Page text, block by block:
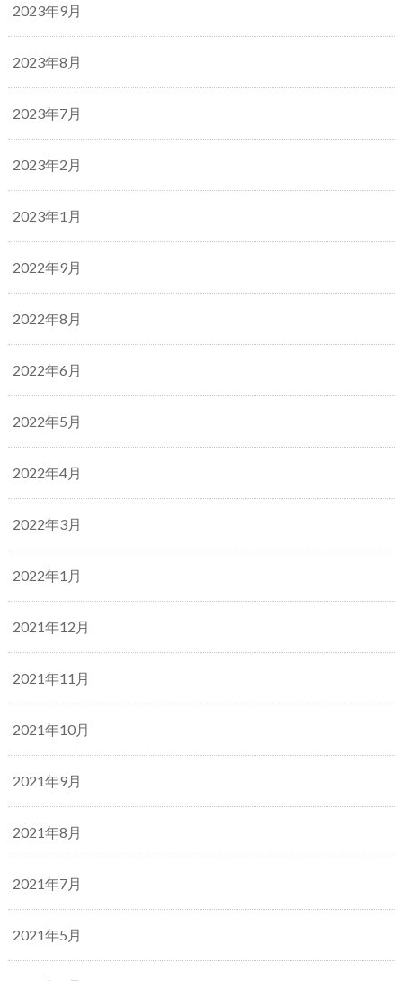
2023年9月
2023年8月
2023年7月
2023年2月
2023年1月
2022年9月
2022年8月
2022年6月
2022年5月
2022年4月
2022年3月
2022年1月
2021年12月
2021年11月
2021年10月
2021年9月
2021年8月
2021年7月
2021年5月